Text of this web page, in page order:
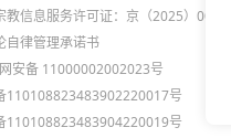
教信息服务许可证：京（2025）
自律管理承诺书
安备 11000002002023号
110108823483902220017号
110108823483904220019号